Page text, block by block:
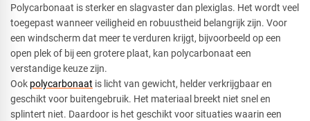
Polycarbonaat is sterker en slagvaster dan plexiglas. Het wordt veel
toegepast wanneer veiligheid en robuustheid belangrijk zijn. Voor
een windscherm dat meer te verduren krijgt, bijvoorbeeld op een
open plek of bij een grotere plaat, kan polycarbonaat een
verstandige keuze zijn.
Ook polycarbonaat is licht van gewicht, helder verkrijgbaar en
geschikt voor buitengebruik. Het materiaal breekt niet snel en
splintert niet. Daardoor is het geschikt voor situaties waarin een